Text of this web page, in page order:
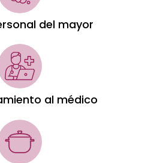
del mayor
al médico